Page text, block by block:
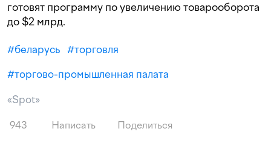
готовят программу по увеличению товарооборота
до $2 млрд.
#беларусь #торговля
#торгово-промышленная палата
«Spot»
943 Написать Поделиться